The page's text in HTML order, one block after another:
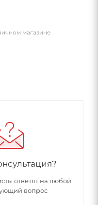
магазине
ответят на любой
вопрос